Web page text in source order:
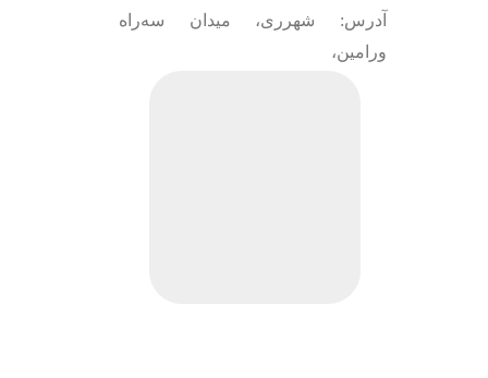
آدرس: شهرری، میدان سه‌راه
ورامین،